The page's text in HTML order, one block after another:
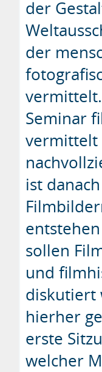
der
der
Seminar
vermittelt
ist
sollen
und
diskutiert
hierher
erste
welcher